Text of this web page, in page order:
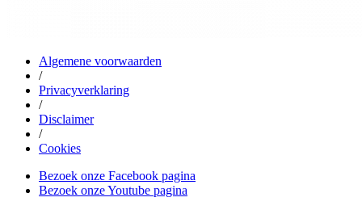
Algemene voorwaarden
/
Privacyverklaring
/
Disclaimer
/
Cookies
Bezoek onze Facebook pagina
Bezoek onze Youtube pagina